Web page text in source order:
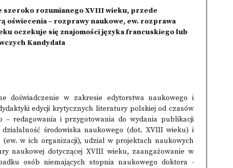
rozumianego XVIII wieku, przede
‒ rozprawy naukowe, ew. rozprawa
oczekuje się znajomości języka francuskiego lub
Kandydata
doświadczenie w zakresie edytorstwa naukowego i
edycji krytycznych literatury polskiej od czasów
‒ redagowania i przygotowania do wydania publikacji
środowiska naukowego (dot. XVIII wieku) i
w ich organizacji), udział w projektach naukowych
naukowej dotyczącej XVIII wieku, zaangażowanie w
osób niemających stopnia naukowego doktora -